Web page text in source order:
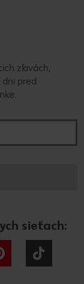
zľavách,
pred
sieťach:
Pinterest